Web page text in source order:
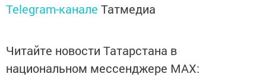
Telegram-канале Татмедиа
Читайте новости Татарстана в
национальном мессенджере MАХ: